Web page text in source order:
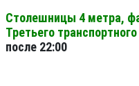
Столешницы 4 метра,
Третьего
после 22:00